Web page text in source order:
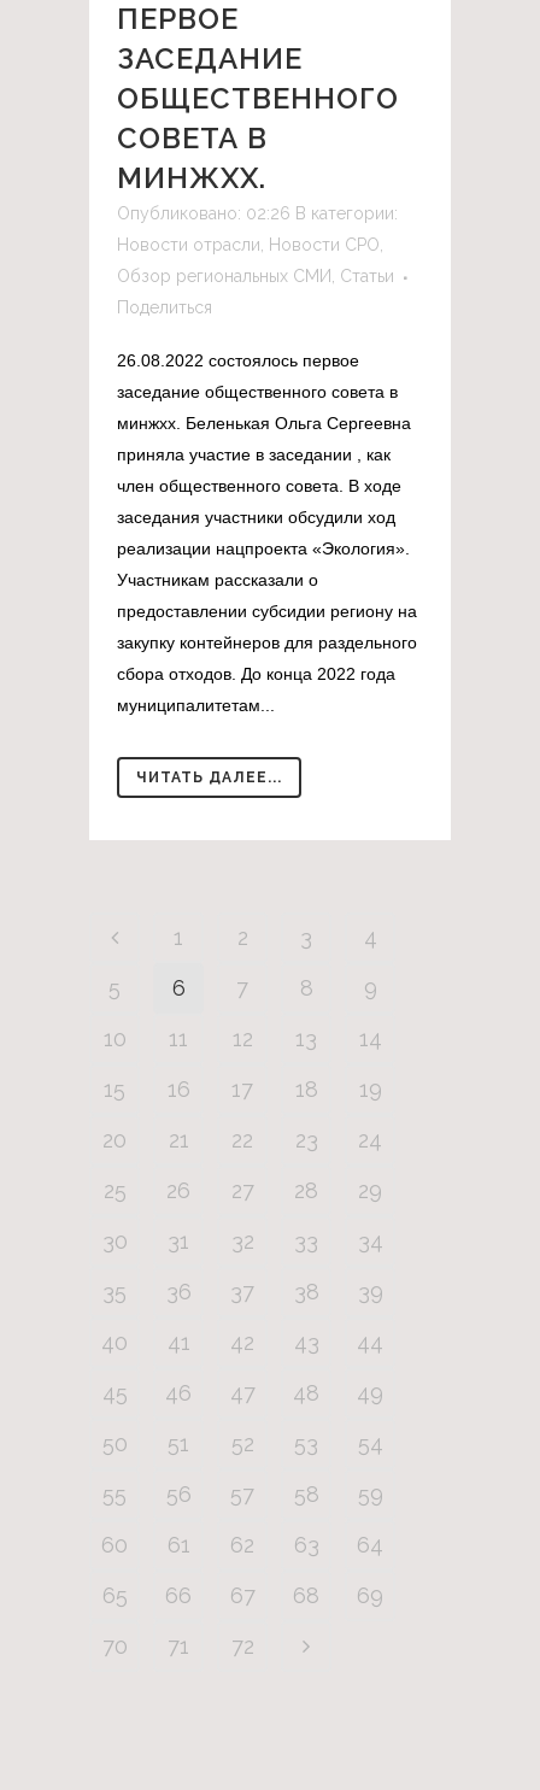
ПЕРВОЕ
ЗАСЕДАНИЕ
ОБЩЕСТВЕННОГО
СОВЕТА В
МИНЖХХ.
Опубликовано: 02:26 В категории:
Новости отрасли
Новости СРО
Обзор региональных СМИ
Статьи
Поделиться
26.08.2022 состоялось первое
заседание общественного совета в
минжхх. Беленькая Ольга Сергеевна
приняла участие в заседании , как
член общественного совета. В ходе
заседания участники обсудили ход
реализации нацпроекта «Экология».
Участникам рассказали о
предоставлении субсидии региону на
закупку контейнеров для раздельного
сбора отходов. До конца 2022 года
муниципалитетам...
ЧИТАТЬ ДАЛЕЕ...
1 2 3
4
5
6 7 8
9
10
11 12 13
14
15
16 17 18
19
20
21 22 23
24
25
26 27 28
29
30
31 32 33
34
35
36 37 38
39
40
41 42 43
44
45
46 47 48
49
50
51 52 53
54
55
56 57 58
59
60
61 62 63
64
65
66 67 68
69
70
71 72